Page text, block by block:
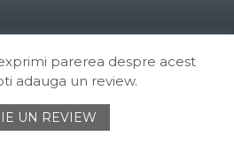
parerea despre acest
adauga un review.
UN REVIEW